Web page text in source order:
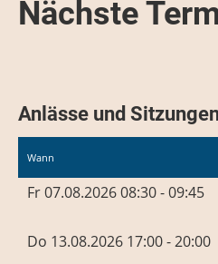
Nächste
Anlässe und
Wann
Fr 07.08.2026 08:30 - 09:45
Do 13.08.2026 17:00 - 20:00